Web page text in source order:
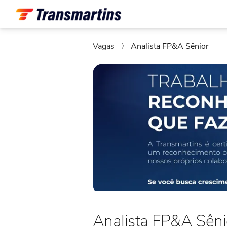
Vagas 〉 Analista FP&A Sênior
Analista FP&A